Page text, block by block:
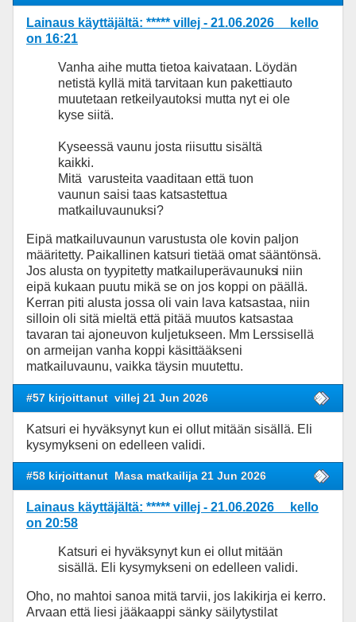
Lainaus käyttäjältä: ***** villej - 21.06.2026 kello
on 16:21
Vanha aihe mutta tietoa kaivataan. Löydän
netistä kyllä mitä tarvitaan kun pakettiauto
muutetaan retkeilyautoksi mutta nyt ei ole
kyse siitä.
Kyseessä vaunu josta riisuttu sisältä
kaikki.
Mitä varusteita vaaditaan että tuon
vaunun saisi taas katsastettua
matkailuvaunuksi?
Eipä matkailuvaunun varustusta ole kovin paljon
määritetty. Paikallinen katsuri tietää omat sääntönsä.
Jos alusta on tyypitetty matkailuperävaunuksi niin
eipä kukaan puutu mikä se on jos koppi on päällä.
Kerran piti alusta jossa oli vain lava katsastaa, niin
silloin oli sitä mieltä että pitää muutos katsastaa
tavaran tai ajoneuvon kuljetukseen. Mm Lerssisellä
on armeijan vanha koppi käsittääkseni
matkailuvaunu, vaikka täysin muutettu.
#57 kirjoittanut villej 21 Jun 2026
Katsuri ei hyväksynyt kun ei ollut mitään sisällä. Eli
kysymykseni on edelleen validi.
#58 kirjoittanut Masa matkailija 21 Jun 2026
Lainaus käyttäjältä: ***** villej - 21.06.2026 kello
on 20:58
Katsuri ei hyväksynyt kun ei ollut mitään
sisällä. Eli kysymykseni on edelleen validi.
Oho, no mahtoi sanoa mitä tarvii, jos lakikirja ei kerro.
Arvaan että liesi jääkaappi sänky säilytystilat